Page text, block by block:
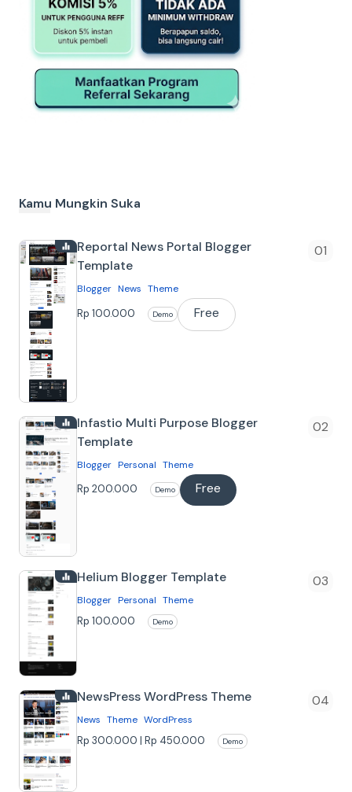
Kamu Mungkin Suka
Reportal News Portal Blogger
Template
Blogger News Theme
Rp 100.000 Demo Free
Infastio Multi Purpose Blogger
Template
Blogger Personal Theme
Rp 200.000 Demo Free
kemu…
Helium Blogger Template
Blogger Personal Theme
Rp 100.000 Demo
NewsPress WordPress Theme
News Theme WordPress
Rp 300.000 | Rp 450.000 Demo